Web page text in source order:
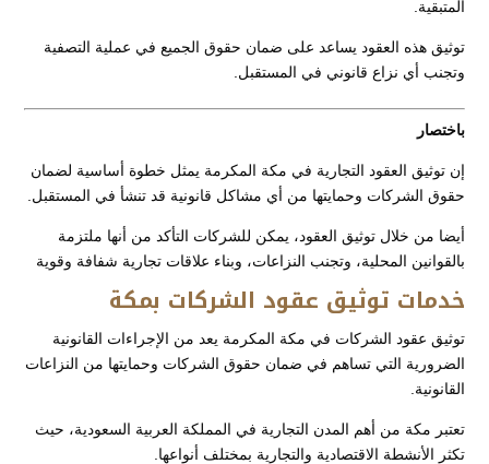
المتبقية.
توثيق هذه العقود يساعد على ضمان حقوق الجميع في عملية التصفية
وتجنب أي نزاع قانوني في المستقبل.
باختصار
إن توثيق العقود التجارية في مكة المكرمة يمثل خطوة أساسية لضمان
حقوق الشركات وحمايتها من أي مشاكل قانونية قد تنشأ في المستقبل.
أيضا من خلال توثيق العقود، يمكن للشركات التأكد من أنها ملتزمة
بالقوانين المحلية، وتجنب النزاعات، وبناء علاقات تجارية شفافة وقوية
خدمات توثيق عقود الشركات بمكة
توثيق عقود الشركات في مكة المكرمة يعد من الإجراءات القانونية
الضرورية التي تساهم في ضمان حقوق الشركات وحمايتها من النزاعات
القانونية.
تعتبر مكة من أهم المدن التجارية في المملكة العربية السعودية، حيث
تكثر الأنشطة الاقتصادية والتجارية بمختلف أنواعها.